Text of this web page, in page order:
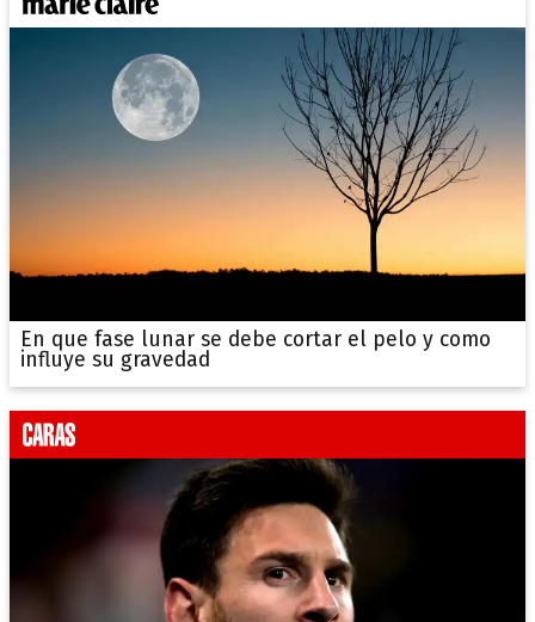
En que fase lunar se debe cortar el pelo y como
influye su gravedad